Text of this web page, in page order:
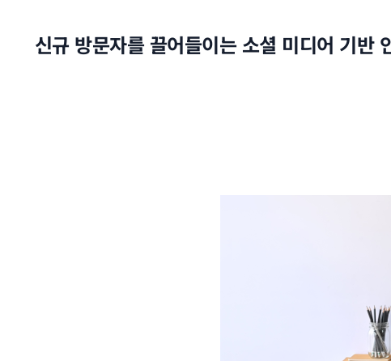
PORTFOLIO
신규 방문자를 끌어들이는 소셜 미디어 기반